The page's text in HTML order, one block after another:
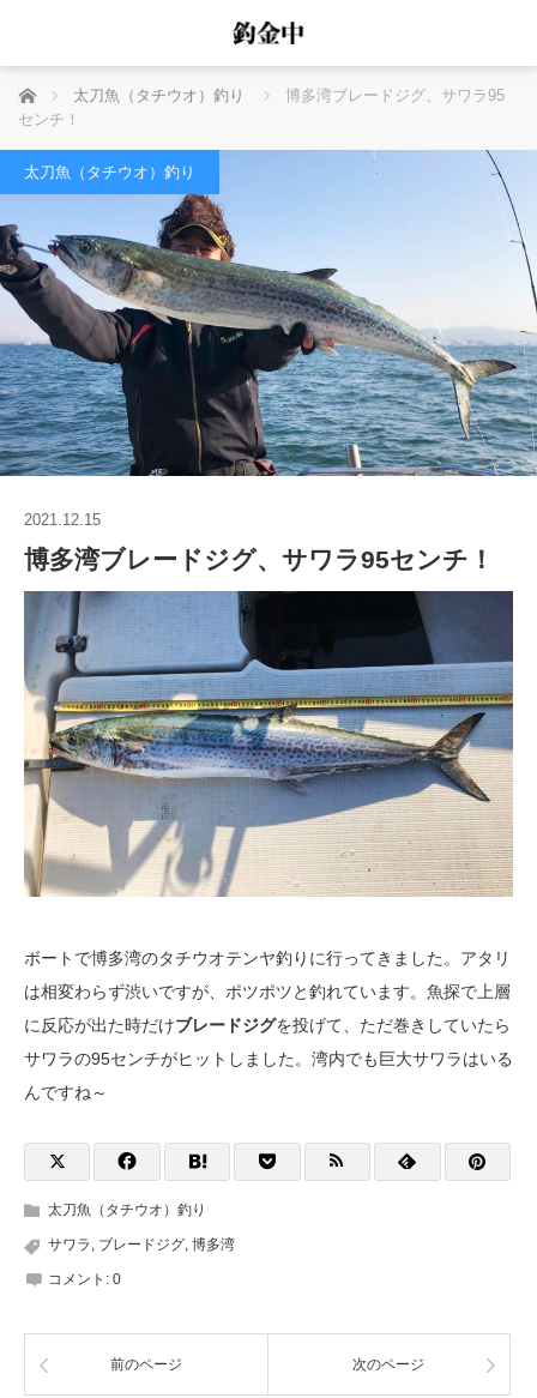
ホーム 太刀魚（タチウオ）釣り
博多湾ブレードジグ、サワラ95
センチ！
太刀魚（タチウオ）釣り
2021.12.15
博多湾ブレードジグ、サワラ95センチ！
ボートで博多湾のタチウオテンヤ釣りに行ってきました。アタリ
は相変わらず渋いですが、ポツポツと釣れています。魚探で上層
に反応が出た時だけブレードジグを投げて、ただ巻きしていたら
サワラの95センチがヒットしました。湾内でも巨大サワラはいる
んですね～
太刀魚（タチウオ）釣り
サワラ , ブレードジグ, 博多湾
コメント: 0
前のページ 次のページ